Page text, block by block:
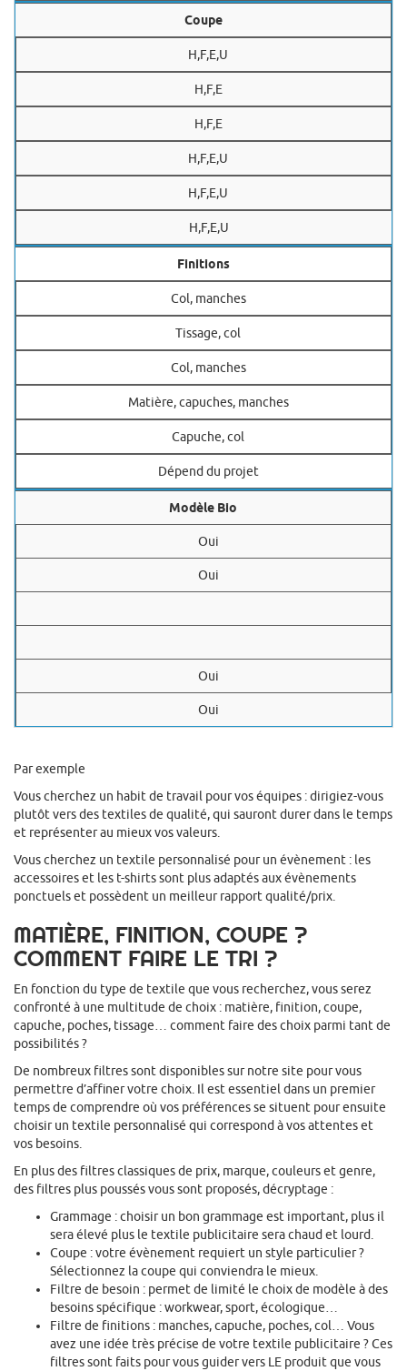
Coupe
H,F,E,U
H,F,E
H,F,E
H,F,E,U
H,F,E,U
H,F,E,U
Finitions
Col, manches
Tissage, col
Col, manches
Matière, capuches, manches
Capuche, col
Dépend du projet
Modèle Bio
Oui
Oui
Oui
Oui
Par exemple
Vous cherchez un habit de travail pour vos équipes : dirigiez-vous
plutôt vers des textiles de qualité, qui sauront durer dans le temps
et représenter au mieux vos valeurs.
Vous cherchez un textile personnalisé pour un évènement : les
accessoires et les t-shirts sont plus adaptés aux évènements
ponctuels et possèdent un meilleur rapport qualité/prix.
MATIÈRE, FINITION, COUPE ?
COMMENT FAIRE LE TRI ?
En fonction du type de textile que vous recherchez, vous serez
confronté à une multitude de choix : matière, finition, coupe,
capuche, poches, tissage… comment faire des choix parmi tant de
possibilités ?
De nombreux filtres sont disponibles sur notre site pour vous
permettre d’affiner votre choix. Il est essentiel dans un premier
temps de comprendre où vos préférences se situent pour ensuite
choisir un textile personnalisé qui correspond à vos attentes et
vos besoins.
En plus des filtres classiques de prix, marque, couleurs et genre,
des filtres plus poussés vous sont proposés, décryptage :
Grammage : choisir un bon grammage est important, plus il
sera élevé plus le textile publicitaire sera chaud et lourd.
Coupe : votre évènement requiert un style particulier ?
Sélectionnez la coupe qui conviendra le mieux.
Filtre de besoin : permet de limité le choix de modèle à des
besoins spécifique : workwear, sport, écologique…
Filtre de finitions : manches, capuche, poches, col… Vous
avez une idée très précise de votre textile publicitaire ? Ces
filtres sont faits pour vous guider vers LE produit que vous